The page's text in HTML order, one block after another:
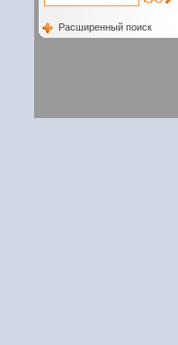
Расширенный поиск